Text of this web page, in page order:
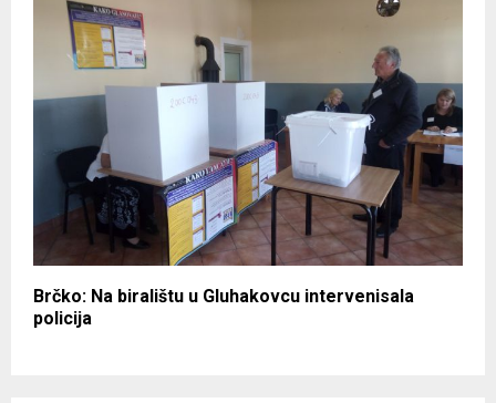
Brčko: Na biralištu u Gluhakovcu intervenisala
policija